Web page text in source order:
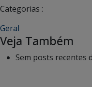
Categorias :
Geral
Veja Também
Sem posts recentes